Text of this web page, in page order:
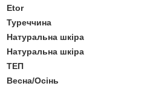
Etor
Туреччина
Натуральна шкіра
Натуральна шкіра
ТЕП
Весна/Осінь